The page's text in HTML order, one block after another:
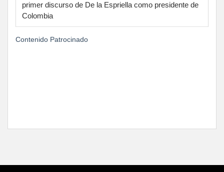
primer discurso de De la Espriella como presidente de
Colombia
Contenido Patrocinado